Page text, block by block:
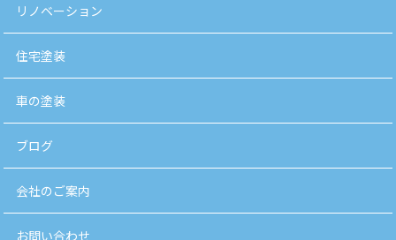
リノベーション
住宅塗装
車の塗装
ブログ
会社のご案内
お問い合わせ